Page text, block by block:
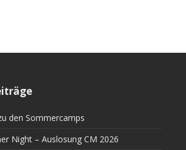
den Sommercamps
Night – Auslosung CM 2026